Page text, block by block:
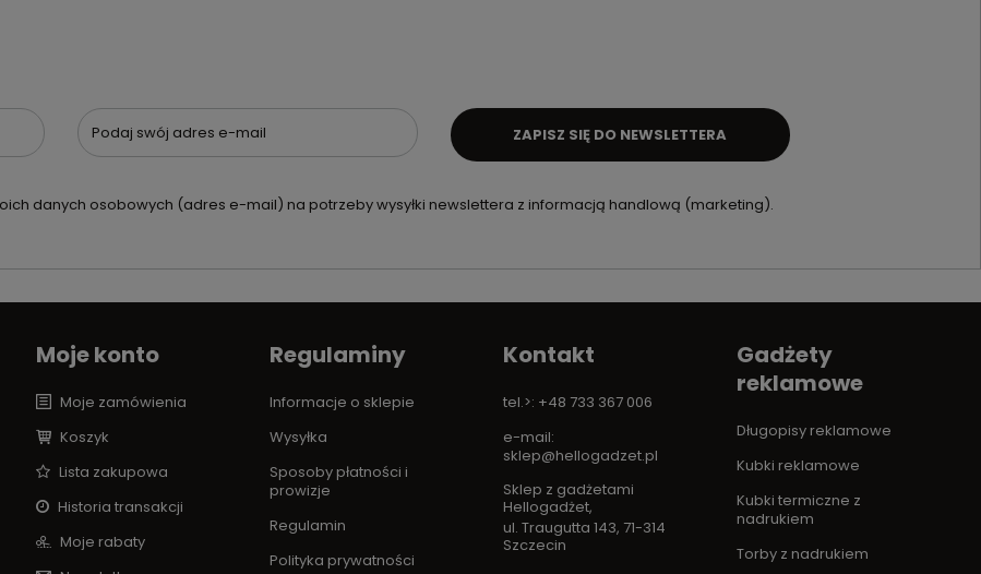
Podaj swój adres e-mail
danych osobowych (adres e-mail) na potrzeby wysyłki newslettera z informacją handlową (marketing).
ZAPISZ SIĘ DO NEWSLETTERA
Moje konto
Moje zamówienia
Koszyk
Lista zakupowa
Historia transakcji
Moje rabaty
Regulaminy
Informacje o sklepie
Wysyłka
Sposoby płatności i
prowizje
Regulamin
Polityka prywatności
Kontakt
tel.>: +48 733 367 006
e-mail:
sklep@hellogadzet.pl
Sklep z gadżetami
Hellogadżet,
ul. Traugutta 143, 71-314
Szczecin
Gadżety
reklamowe
Długopisy reklamowe
Kubki reklamowe
Kubki termiczne z
nadrukiem
Torby z nadrukiem